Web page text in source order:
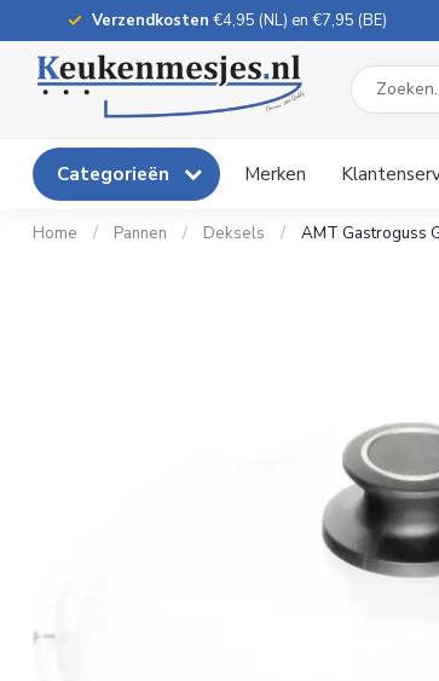
Verzendkosten €4,95 (NL) en €7,95 (BE)
Categorieën Merken
Home / Pannen / Deksels / AMT Gastroguss